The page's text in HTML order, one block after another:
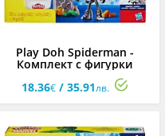
Play Doh Spiderman -
Комплект с фигурки
Спайдърмен и Венъм
18.36€/ 35.91лв.